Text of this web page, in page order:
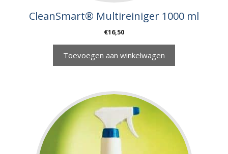
CleanSmart® Multireiniger 1000 ml
€16,50
Toevoegen aan winkelwagen